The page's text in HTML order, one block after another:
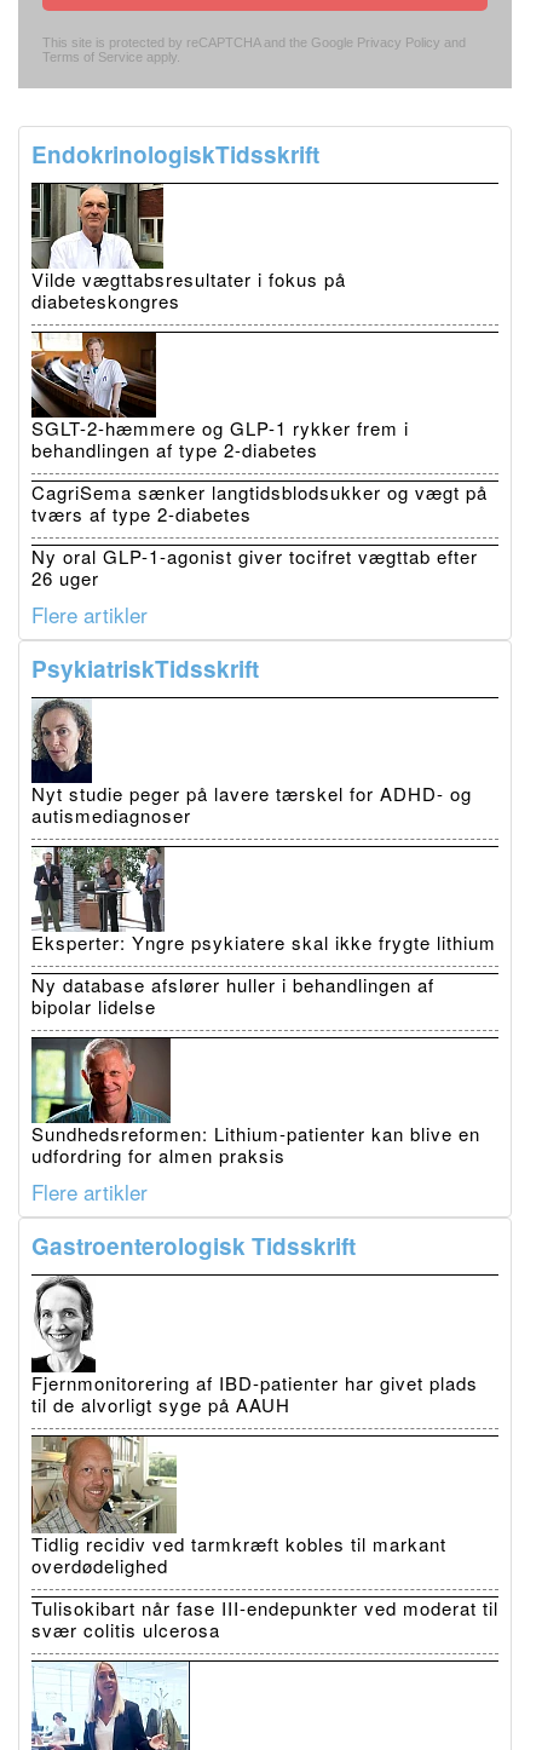
This site is protected by reCAPTCHA and the Google Privacy Policy and
Terms of Service apply.
EndokrinologiskTidsskrift
Vilde vægttabsresultater i fokus på
diabeteskongres
SGLT-2-hæmmere og GLP-1 rykker frem i
behandlingen af type 2-diabetes
CagriSema sænker langtidsblodsukker og vægt på
tværs af type 2-diabetes
Ny oral GLP-1-agonist giver tocifret vægttab efter
26 uger
Flere artikler
PsykiatriskTidsskrift
Nyt studie peger på lavere tærskel for ADHD- og
autismediagnoser
Eksperter: Yngre psykiatere skal ikke frygte lithium
Ny database afslører huller i behandlingen af
bipolar lidelse
Sundhedsreformen: Lithium-patienter kan blive en
udfordring for almen praksis
Flere artikler
Gastroenterologisk Tidsskrift
Fjernmonitorering af IBD-patienter har givet plads
til de alvorligt syge på AAUH
Tidlig recidiv ved tarmkræft kobles til markant
overdødelighed
Tulisokibart når fase III-endepunkter ved moderat til
svær colitis ulcerosa